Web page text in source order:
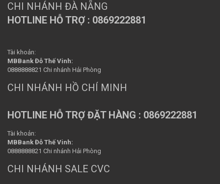
CHI NHÁNH ĐÀ NẴNG
HOTLINE HỖ TRỢ : 0869222881
Tài khoản:
MBBank Đỗ Thế Vinh:
0888888821 Chi nhánh Hải Phòng
CHI NHÁNH HỒ CHÍ MINH
HOTLINE HỖ TRỢ ĐẶT HÀNG : 0869222881
Tài khoản:
MBBank Đỗ Thế Vinh:
0888888821 Chi nhánh Hải Phòng
CHI NHÁNH SALE CVC